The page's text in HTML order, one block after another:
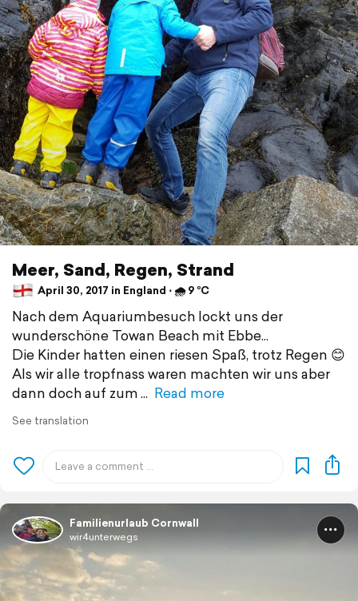
Meer, Sand, Regen, Strand
April 30, 2017 in England ⋅ 🌧 9 °C
Nach dem Aquariumbesuch lockt uns der
wunderschöne Towan Beach mit Ebbe...
Die Kinder hatten einen riesen Spaß, trotz Regen 😊
Als wir alle tropfnass waren machten wir uns aber
dann doch auf zum
Read more
See translation
Familienurlaub Cornwall
wir4unterwegs